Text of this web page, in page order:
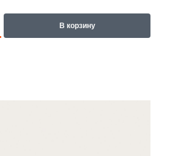
В корзину